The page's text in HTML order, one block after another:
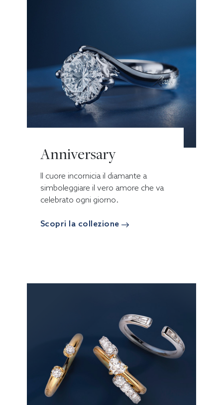
Anniversary
Il cuore incornicia il diamante a
simboleggiare il vero amore che va
celebrato ogni giorno.
Scopri la collezione